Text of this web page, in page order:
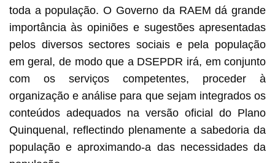
toda a população. O Governo da RAEM dá grande
importância às opiniões e sugestões apresentadas
pelos diversos sectores sociais e pela população
em geral, de modo que a DSEPDR irá, em conjunto
com os serviços competentes, proceder à
organização e análise para que sejam integrados os
conteúdos adequados na versão oficial do Plano
Quinquenal, reflectindo plenamente a sabedoria da
população e aproximando-a das necessidades da